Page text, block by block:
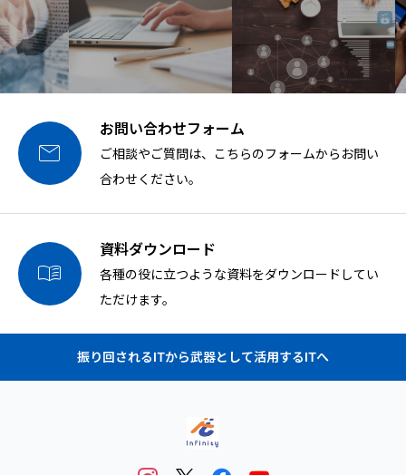

お問い合わせフォーム
ご相談やご質問は、こちらのフォームからお問い
合わせください。

資料ダウンロード
各種の役に立つような資料をダウンロードしてい
ただけます。
振り回されるITから武器として活用するITへ